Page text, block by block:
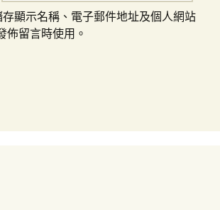
存顯示名稱、電子郵件地址及個人網站
佈留言時使用。